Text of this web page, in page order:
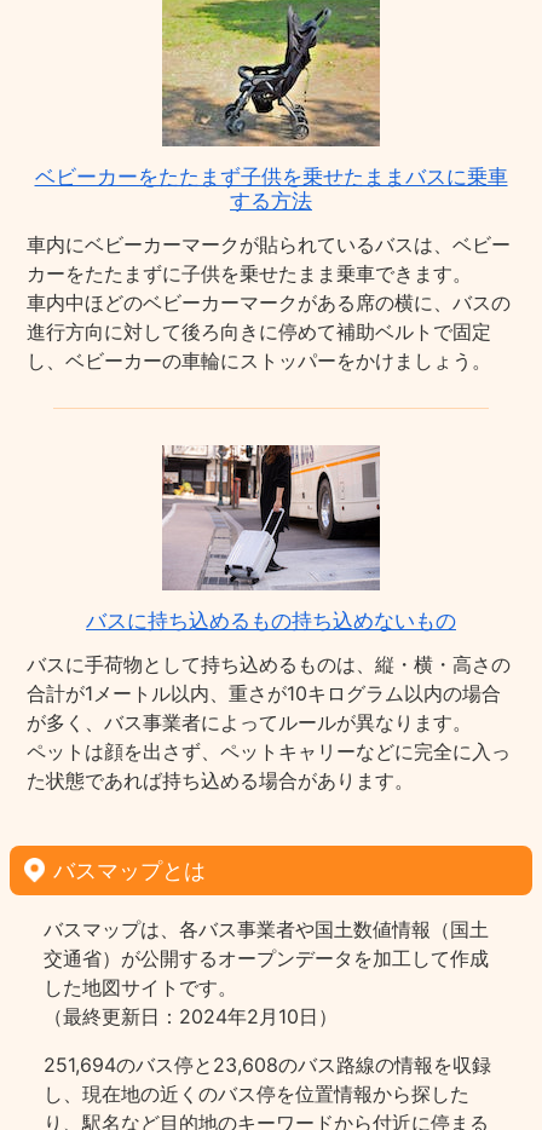
ベビーカーをたたまず子供を乗せたままバスに乗車
する方法
車内にベビーカーマークが貼られているバスは、ベビー
カーをたたまずに子供を乗せたまま乗車できます。
車内中ほどのベビーカーマークがある席の横に、バスの
進行方向に対して後ろ向きに停めて補助ベルトで固定
し、ベビーカーの車輪にストッパーをかけましょう。
バスに持ち込めるもの持ち込めないもの
バスに手荷物として持ち込めるものは、縦・横・高さの
合計が1メートル以内、重さが10キログラム以内の場合
が多く、バス事業者によってルールが異なります。
ペットは顔を出さず、ペットキャリーなどに完全に入っ
た状態であれば持ち込める場合があります。
バスマップとは
バスマップは、各バス事業者や国土数値情報（国土
交通省）が公開するオープンデータを加工して作成
した地図サイトです。
（最終更新日：2024年2月10日）
251,694のバス停と23,608のバス路線の情報を収録
し、現在地の近くのバス停を位置情報から探した
り、駅名など目的地のキーワードから付近に停まる